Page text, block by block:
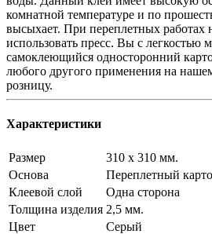
комнатной температуре и по
высыхает. При переплетных работах
использовать пресс. Вы с легкостью
самоклеющийся односторонний
любого другого применения на
розницу.
Характеристики
Размер
310 x 310 мм.
Основа
Переплетный
Клеевой слой
Одна сторона
Толщина изделия 2,5 мм.
Цвет
Серый